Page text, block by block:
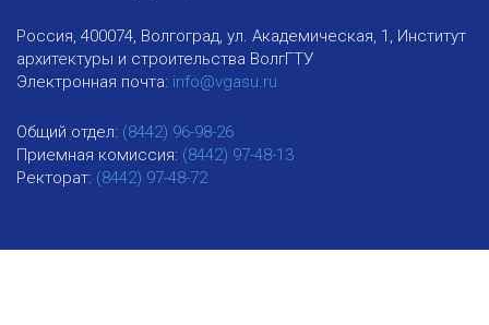
Россия, 400074, Волгоград, ул. Академическая, 1, Институт
архитектуры и строительства ВолгГТУ
Электронная почта: info@vgasu.ru
Общий отдел: (8442) 96-98-26
Приемная комиссия: (8442) 97-48-13
Ректорат: (8442) 97-48-72